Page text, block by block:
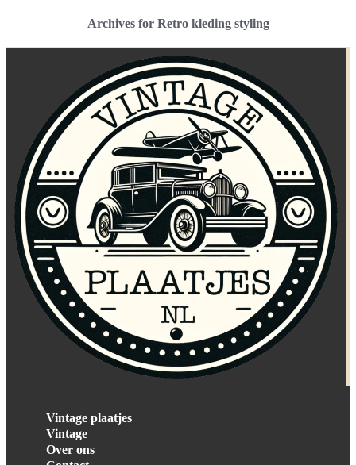
Archives for Retro kleding styling
Vintage plaatjes
Vintage
Over ons